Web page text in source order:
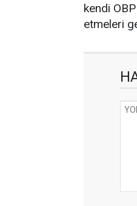
kendi
etmeleri